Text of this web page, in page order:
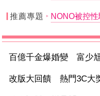
推薦專題 NONO被控性
百億千金爆婚變 富少
改版大回饋 熱門3C大